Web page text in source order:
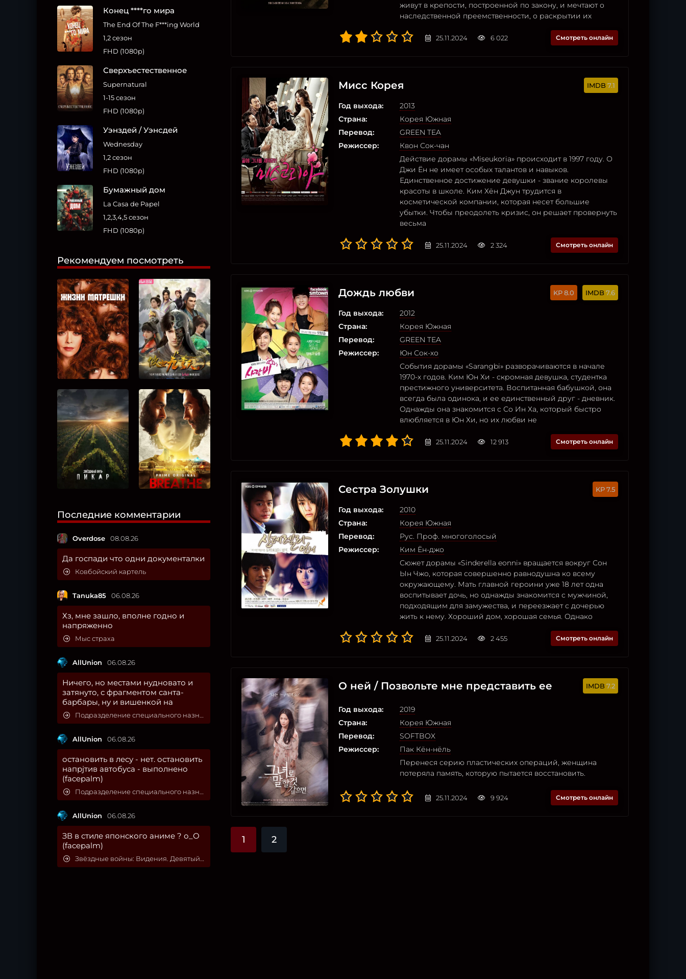
Конец ****го мира
The End Of The F***ing World
1,2 сезон
FHD (1080p)
Сверхъестественное
Supernatural
1-15 сезон
FHD (1080p)
Уэнздей / Уэнсдей
Wednesday
1,2 сезон
FHD (1080p)
Бумажный дом
La Casa de Papel
1,2,3,4,5 сезон
FHD (1080p)
Рекомендуем посмотреть
Последние комментарии
Overdose 08.08.26
Да госпади что одни документалки
Ковбойский картель
Tanuka85 06.08.26
Хз, мне зашло, вполне годно и
напряженно
Мыс страха
AllUnion 06.08.26
Ничего, но местами нудновато и
затянуто, с фрагментом санта-
барбары, ну и вишенкой на
Подразделение специального назначения
AllUnion 06.08.26
остановить в лесу - нет. остановить
напрjтив автобуса - выполнено
(facepalm)
Подразделение специального назначения
AllUnion 06.08.26
ЗВ в стиле японского аниме ? о_О
(facepalm)
Звёздные войны: Видения. Девятый джедай
живут в крепости, построенной по закону, и мечтают о
наследственной преемственности, о раскрытии их
25.11.2024 6 022 Смотреть онлайн
Мисс Корея 7.1
Год выхода:
2013
Страна:
Корея Южная
Перевод:
GREEN TEA
Режиссер:
Квон Сок-чан
Действие дорамы «Miseukoria» происходит в 1997 году. О
Джи Ён не имеет особых талантов и навыков.
Единственное достижение девушки - звание королевы
красоты в школе. Ким Хён Джун трудится в
косметической компании, которая несет большие
убытки. Чтобы преодолеть кризис, он решает провернуть
весьма
25.11.2024 2 324 Смотреть онлайн
Дождь любви 8.0 7.6
Год выхода:
2012
Страна:
Корея Южная
Перевод:
GREEN TEA
Режиссер:
Юн Сок-хо
События дорамы «Sarangbi» разворачиваются в начале
1970-х годов. Ким Юн Хи - скромная девушка, студентка
престижного университета. Воспитанная бабушкой, она
всегда была одинока, и ее единственный друг - дневник.
Однажды она знакомится с Со Ин Ха, который быстро
влюбляется в Юн Хи, но их любви не
25.11.2024 12 913 Смотреть онлайн
Сестра Золушки 7.5
Год выхода:
2010
Страна:
Корея Южная
Перевод:
Рус. Проф. многоголосый
Режиссер:
Ким Ён-джо
Сюжет дорамы «Sinderella eonni» вращается вокруг Сон
Ын Чжо, которая совершенно равнодушна ко всему
окружающему. Мать главной героини уже 18 лет одна
воспитывает дочь, но однажды знакомится с мужчиной,
подходящим для замужества, и переезжает с дочерью
жить к нему. Хороший дом, хорошая семья. Однако
25.11.2024 2 455 Смотреть онлайн
О ней / Позвольте мне представить ее 7.2
Год выхода:
2019
Страна:
Корея Южная
Перевод:
SOFTBOX
Режиссер:
Пак Кён-нёль
Перенеся серию пластических операций, женщина
потеряла память, которую пытается восстановить.
25.11.2024 9 924 Смотреть онлайн
1 2